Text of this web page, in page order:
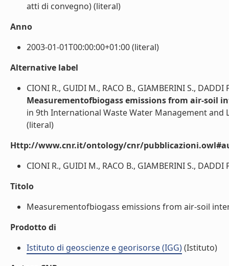
atti di convegno) (literal)
Anno
2003-01-01T00:00:00+01:00 (literal)
Alternative label
CIONI R., GUIDI M., RACO B., GIAMBERINI S., DADDI
Measurementofbiogass emissions from air-soil
in 9th International Waste Water Management and
(literal)
Http://www.cnr.it/ontology/cnr/
CIONI R., GUIDI M., RACO B., GIAMBERINI S., DADDI
Titolo
Measurementofbiogass emissions from air-soil
Prodotto di
Istituto di geoscienze e georisorse (IGG)(Istituto)